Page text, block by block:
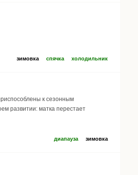
зимовка спячка холодильник
к сезонным
развитии: матка перестает
диапауза зимовка